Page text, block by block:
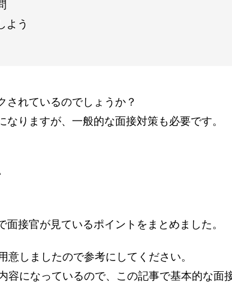
よう
されているのでしょうか？
りますが、一般的な面接対策も必要です。
接官が見ているポイントをまとめました。
意しましたので参考にしてください。
容になっているので、この記事で基本的な面